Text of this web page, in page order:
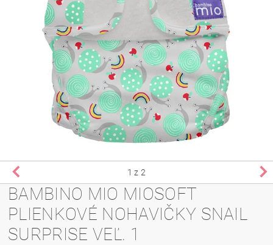
1 z 2
BAMBINO MIO MIOSOFT
PLIENKOVÉ NOHAVIČKY SNAIL
SURPRISE VEĽ. 1